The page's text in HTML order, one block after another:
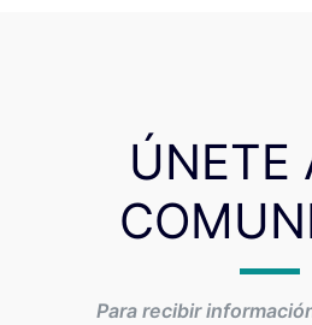
ÚNETE
Para recibir